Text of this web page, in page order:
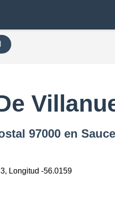
97000 en
Longitud -56.0159